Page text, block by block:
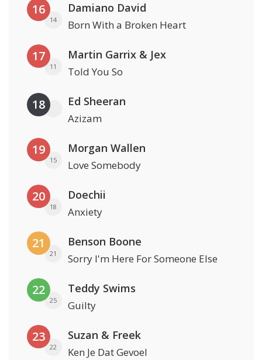
16
14
Damiano David
Born With a Broken Heart
17
11
Martin Garrix & Jex
Told You So
18 Ed Sheeran
Azizam
19
15
Morgan Wallen
Love Somebody
20
18
Doechii
Anxiety
21
21
Benson Boone
Sorry I'm Here For Someone Else
22
25
Teddy Swims
Guilty
23
22
Suzan & Freek
Ken Je Dat Gevoel